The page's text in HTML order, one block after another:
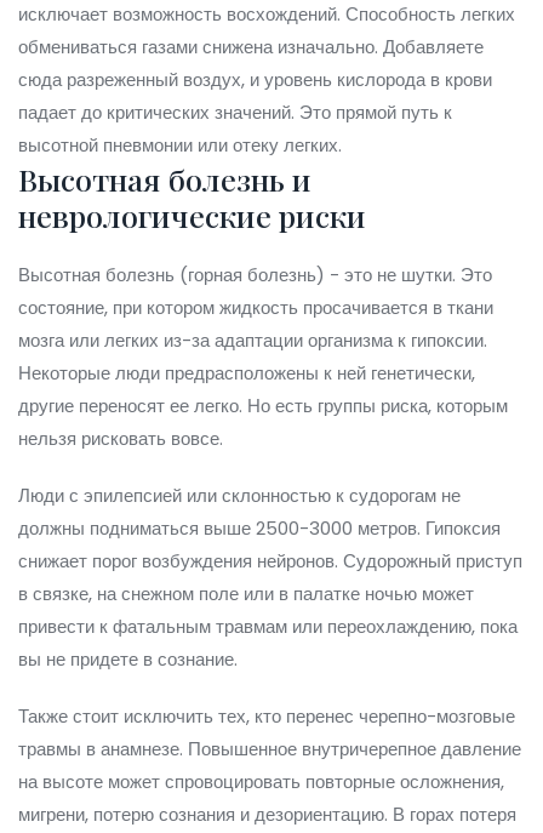
исключает возможность восхождений. Способность легких
обмениваться газами снижена изначально. Добавляете
сюда разреженный воздух, и уровень кислорода в крови
падает до критических значений. Это прямой путь к
высотной пневмонии или отеку легких.
Высотная болезнь и
неврологические риски
Высотная болезнь (горная болезнь) - это не шутки. Это
состояние, при котором жидкость просачивается в ткани
мозга или легких из-за адаптации организма к гипоксии.
Некоторые люди предрасположены к ней генетически,
другие переносят ее легко. Но есть группы риска, которым
нельзя рисковать вовсе.
Люди с эпилепсией или склонностью к судорогам не
должны подниматься выше 2500-3000 метров. Гипоксия
снижает порог возбуждения нейронов. Судорожный приступ
в связке, на снежном поле или в палатке ночью может
привести к фатальным травмам или переохлаждению, пока
вы не придете в сознание.
Также стоит исключить тех, кто перенес черепно-мозговые
травмы в анамнезе. Повышенное внутричерепное давление
на высоте может спровоцировать повторные осложнения,
мигрени, потерю сознания и дезориентацию. В горах потеря